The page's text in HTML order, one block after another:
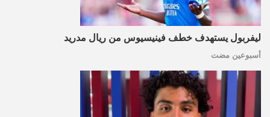
ليفربول يستهدف خطف فينيسيوس من ريال مدريد
أسبوعين مضت